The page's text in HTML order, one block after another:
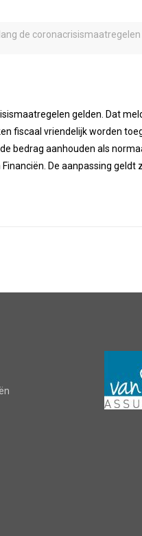
de
gelden. Dat
fiscaal vriendelijk worden
bedrag aanhouden als
De aanpassing geldt